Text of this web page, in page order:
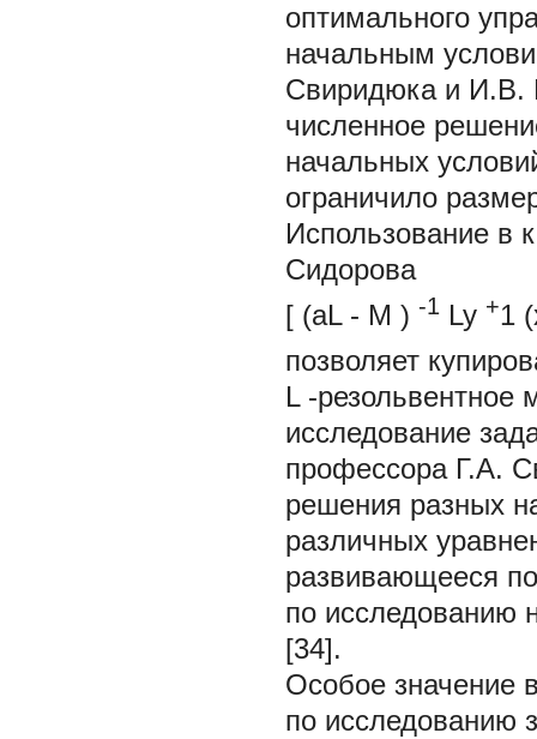
оптимального
начальным
Свиридюка и И.В.
численное
начальных
ограничило
Использование в
Сидорова
[ (aL - M ) -1 Ly +1
позволяет
L -резольвентное
исследование
профессора Г.А.
решения разных
различных
развивающееся
по исследованию
[34].
Особое значение
по исследованию